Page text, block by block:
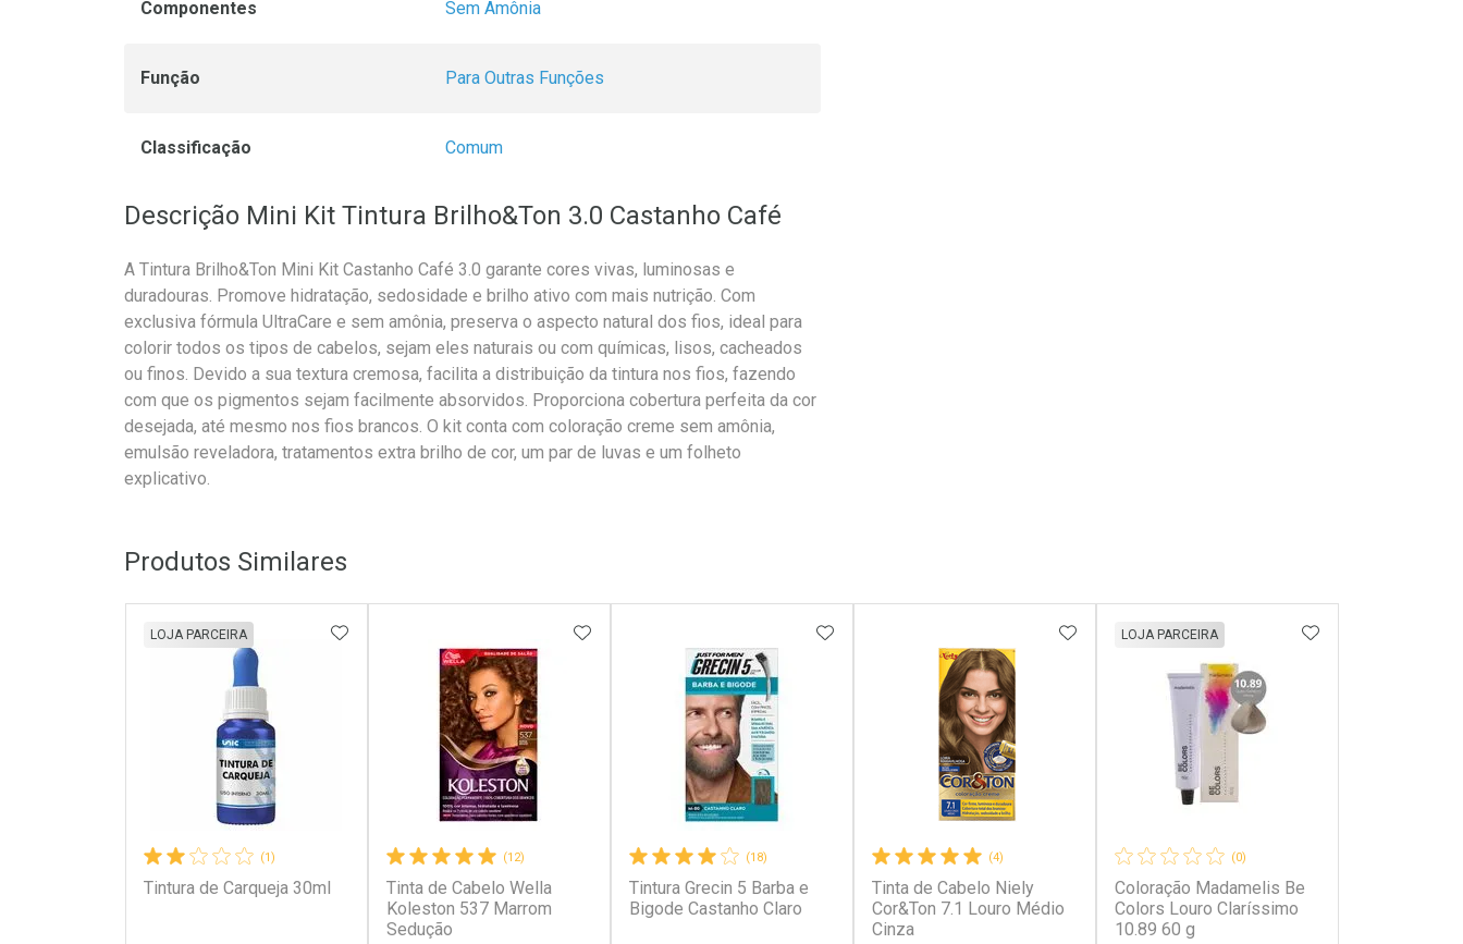
Componentes Sem Amônia
Função Para Outras Funções
Classificação Comum
Descrição Mini Kit Tintura Brilho&Ton 3.0 Castanho Café
A Tintura Brilho&Ton Mini Kit Castanho Café 3.0 garante cores vivas, luminosas e
duradouras. Promove hidratação, sedosidade e brilho ativo com mais nutrição. Com
exclusiva fórmula UltraCare e sem amônia, preserva o aspecto natural dos fios, ideal para
colorir todos os tipos de cabelos, sejam eles naturais ou com químicas, lisos, cacheados
ou finos. Devido a sua textura cremosa, facilita a distribuição da tintura nos fios, fazendo
com que os pigmentos sejam facilmente absorvidos. Proporciona cobertura perfeita da cor
desejada, até mesmo nos fios brancos. O kit conta com coloração creme sem amônia,
emulsão reveladora, tratamentos extra brilho de cor, um par de luvas e um folheto
explicativo.
Produtos Similares
(1)
Tintura de Carqueja 30ml
LOJA PARCEIRA ADICIONAR AOS FAVORITOS
(12)
Tinta de Cabelo Wella
Koleston 537 Marrom
Sedução
ADICIONAR AOS FAVORITOS
(18)
Tintura Grecin 5 Barba e
Bigode Castanho Claro
ADICIONAR AOS FAVORITOS
(4)
Tinta de Cabelo Niely
Cor&Ton 7.1 Louro Médio
Cinza
ADICIONAR AOS FAVORITOS
(0)
Coloração Madamelis Be
Colors Louro Claríssimo
10.89 60 g
LOJA PARCEIRA ADICIONAR AOS